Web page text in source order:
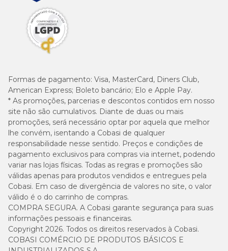
Formas de pagamento: Visa, MasterCard, Diners Club,
American Express; Boleto bancário; Elo e Apple Pay.
* As promoções, parcerias e descontos contidos em nosso
site não são cumulativos. Diante de duas ou mais
promoções, será necessário optar por aquela que melhor
lhe convém, isentando a Cobasi de qualquer
responsabilidade nesse sentido. Preços e condições de
pagamento exclusivos para compras via internet, podendo
variar nas lojas físicas. Todas as regras e promoções são
válidas apenas para produtos vendidos e entregues pela
Cobasi. Em caso de divergência de valores no site, o valor
válido é o do carrinho de compras.
COMPRA SEGURA. A Cobasi garante segurança para suas
informações pessoais e financeiras.
Copyright 2026. Todos os direitos reservados à Cobasi.
COBASI COMÉRCIO DE PRODUTOS BÁSICOS E